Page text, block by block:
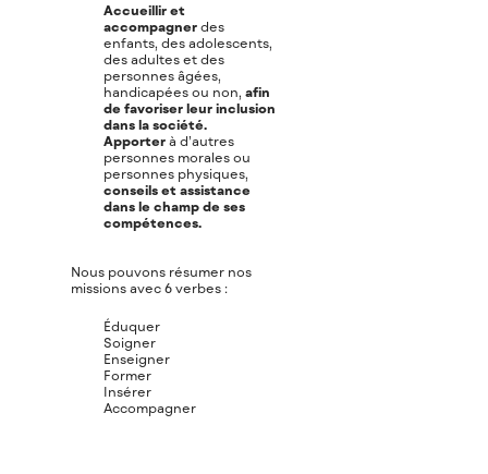
Accueillir et
accompagner des
enfants, des adolescents,
des adultes et des
personnes âgées,
handicapées ou non, afin
de favoriser leur inclusion
dans la société.
Apporter à d’autres
personnes morales ou
personnes physiques,
conseils et assistance
dans le champ de ses
compétences.
Nous pouvons résumer nos
missions avec 6 verbes :
Éduquer
Soigner
Enseigner
Former
Insérer
Accompagner